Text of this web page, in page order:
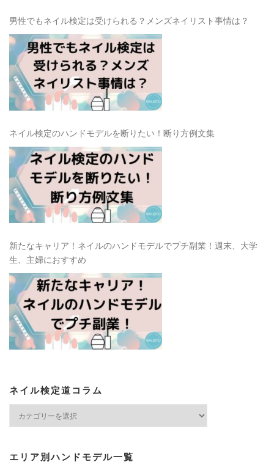
男性でもネイル検定は受けられる？メンズネイリスト事情は？
ネイル検定のハンドモデルを断りたい！断り方例文集
新たなキャリア！ネイルのハンドモデルでプチ副業！週末、大学
生、主婦におすすめ
ネイル検定道コラム
定
エリア別ハンドモデル一覧